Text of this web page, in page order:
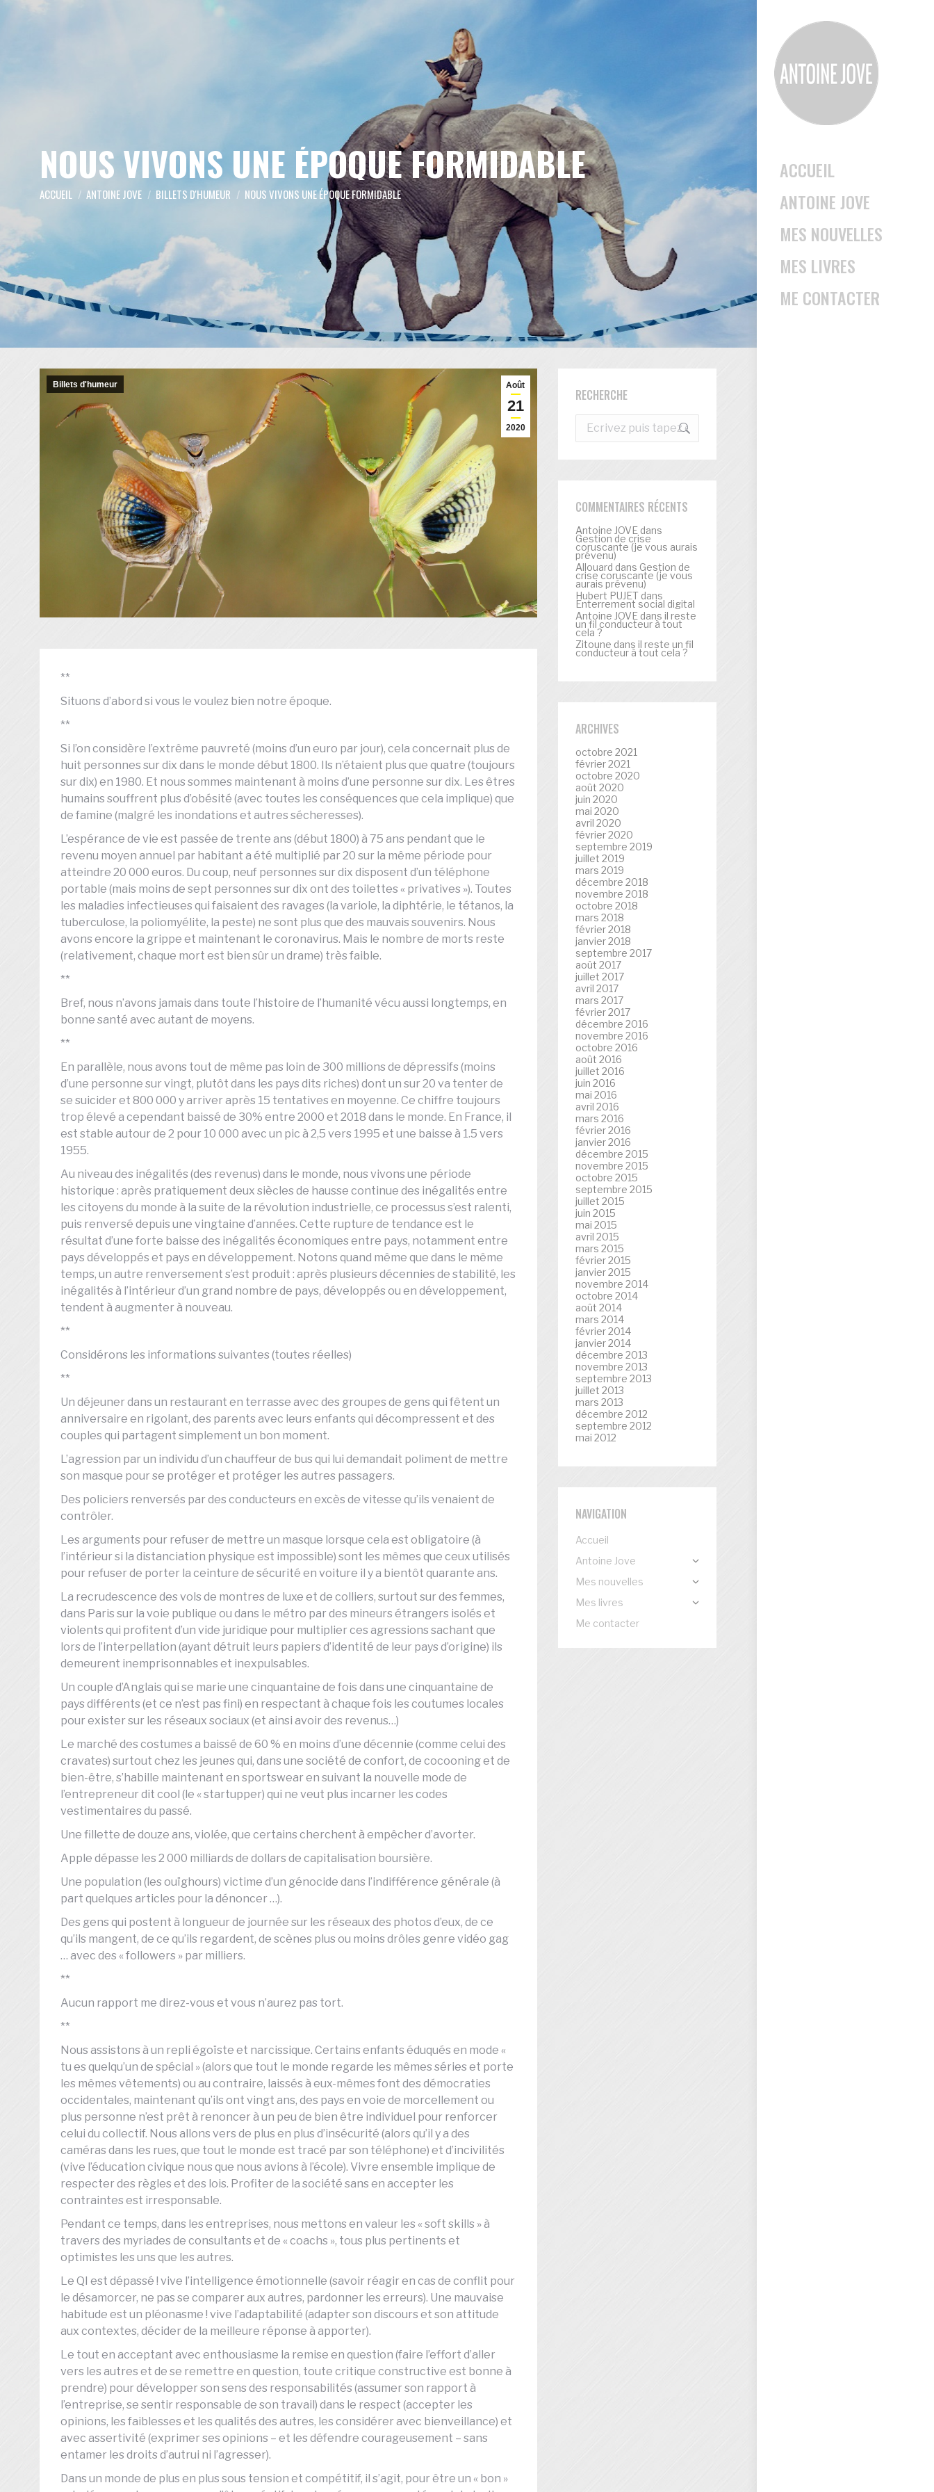
ACCUEIL
ANTOINE JOVE
MES NOUVELLES
MES LIVRES
ME CONTACTER
NOUS VIVONS UNE ÉPOQUE FORMIDABLE
Vous êtes ici :
ACCUEIL ANTOINE JOVE BILLETS D'HUMEUR NOUS VIVONS UNE ÉPOQUE FORMIDABLE
Août
21
2020
Billets d'humeur
**
Situons d’abord si vous le voulez bien notre époque.
**
Si l’on considère l’extrême pauvreté (moins d’un euro par jour), cela concernait plus de
huit personnes sur dix dans le monde début 1800. Ils n’étaient plus que quatre (toujours
sur dix) en 1980. Et nous sommes maintenant à moins d’une personne sur dix. Les êtres
humains souffrent plus d’obésité (avec toutes les conséquences que cela implique) que
de famine (malgré les inondations et autres sécheresses).
L’espérance de vie est passée de trente ans (début 1800) à 75 ans pendant que le
revenu moyen annuel par habitant a été multiplié par 20 sur la même période pour
atteindre 20 000 euros. Du coup, neuf personnes sur dix disposent d’un téléphone
portable (mais moins de sept personnes sur dix ont des toilettes « privatives »). Toutes
les maladies infectieuses qui faisaient des ravages (la variole, la diphtérie, le tétanos, la
tuberculose, la poliomyélite, la peste) ne sont plus que des mauvais souvenirs. Nous
avons encore la grippe et maintenant le coronavirus. Mais le nombre de morts reste
(relativement, chaque mort est bien sûr un drame) très faible.
**
Bref, nous n’avons jamais dans toute l’histoire de l’humanité vécu aussi longtemps, en
bonne santé avec autant de moyens.
**
En parallèle, nous avons tout de même pas loin de 300 millions de dépressifs (moins
d’une personne sur vingt, plutôt dans les pays dits riches) dont un sur 20 va tenter de
se suicider et 800 000 y arriver après 15 tentatives en moyenne. Ce chiffre toujours
trop élevé a cependant baissé de 30% entre 2000 et 2018 dans le monde. En France, il
est stable autour de 2 pour 10 000 avec un pic à 2,5 vers 1995 et une baisse à 1.5 vers
1955.
Au niveau des inégalités (des revenus) dans le monde, nous vivons une période
historique : après pratiquement deux siècles de hausse continue des inégalités entre
les citoyens du monde à la suite de la révolution industrielle, ce processus s’est ralenti,
puis renversé depuis une vingtaine d’années. Cette rupture de tendance est le
résultat d’une forte baisse des inégalités économiques entre pays, notamment entre
pays développés et pays en développement. Notons quand même que dans le même
temps, un autre renversement s’est produit : après plusieurs décennies de stabilité, les
inégalités à l’intérieur d’un grand nombre de pays, développés ou en développement,
tendent à augmenter à nouveau.
**
Considérons les informations suivantes (toutes réelles)
**
Un déjeuner dans un restaurant en terrasse avec des groupes de gens qui fêtent un
anniversaire en rigolant, des parents avec leurs enfants qui décompressent et des
couples qui partagent simplement un bon moment.
L’agression par un individu d’un chauffeur de bus qui lui demandait poliment de mettre
son masque pour se protéger et protéger les autres passagers.
Des policiers renversés par des conducteurs en excès de vitesse qu’ils venaient de
contrôler.
Les arguments pour refuser de mettre un masque lorsque cela est obligatoire (à
l’intérieur si la distanciation physique est impossible) sont les mêmes que ceux utilisés
pour refuser de porter la ceinture de sécurité en voiture il y a bientôt quarante ans.
La recrudescence des vols de montres de luxe et de colliers, surtout sur des femmes,
dans Paris sur la voie publique ou dans le métro par des mineurs étrangers isolés et
violents qui profitent d’un vide juridique pour multiplier ces agressions sachant que
lors de l’interpellation (ayant détruit leurs papiers d’identité de leur pays d’origine) ils
demeurent inemprisonnables et inexpulsables.
Un couple d’Anglais qui se marie une cinquantaine de fois dans une cinquantaine de
pays différents (et ce n’est pas fini) en respectant à chaque fois les coutumes locales
pour exister sur les réseaux sociaux (et ainsi avoir des revenus…)
Le marché des costumes a baissé de 60 % en moins d’une décennie (comme celui des
cravates) surtout chez les jeunes qui, dans une société de confort, de cocooning et de
bien-être, s’habille maintenant en sportswear en suivant la nouvelle mode de
l’entrepreneur dit cool (le « startupper) qui ne veut plus incarner les codes
vestimentaires du passé.
Une fillette de douze ans, violée, que certains cherchent à empêcher d’avorter.
Apple dépasse les 2 000 milliards de dollars de capitalisation boursière.
Une population (les ouïghours) victime d’un génocide dans l’indifférence générale (à
part quelques articles pour la dénoncer …).
Des gens qui postent à longueur de journée sur les réseaux des photos d’eux, de ce
qu’ils mangent, de ce qu’ils regardent, de scènes plus ou moins drôles genre vidéo gag
… avec des « followers » par milliers.
**
Aucun rapport me direz-vous et vous n’aurez pas tort.
**
Nous assistons à un repli égoïste et narcissique. Certains enfants éduqués en mode «
tu es quelqu’un de spécial » (alors que tout le monde regarde les mêmes séries et porte
les mêmes vêtements) ou au contraire, laissés à eux-mêmes font des démocraties
occidentales, maintenant qu’ils ont vingt ans, des pays en voie de morcellement ou
plus personne n’est prêt à renoncer à un peu de bien être individuel pour renforcer
celui du collectif. Nous allons vers de plus en plus d’insécurité (alors qu’il y a des
caméras dans les rues, que tout le monde est tracé par son téléphone) et d’incivilités
(vive l’éducation civique nous que nous avions à l’école). Vivre ensemble implique de
respecter des règles et des lois. Profiter de la société sans en accepter les
contraintes est irresponsable.
Pendant ce temps, dans les entreprises, nous mettons en valeur les « soft skills » à
travers des myriades de consultants et de « coachs », tous plus pertinents et
optimistes les uns que les autres.
Le QI est dépassé ! vive l’intelligence émotionnelle (savoir réagir en cas de conflit pour
le désamorcer, ne pas se comparer aux autres, pardonner les erreurs). Une mauvaise
habitude est un pléonasme ! vive l’adaptabilité (adapter son discours et son attitude
aux contextes, décider de la meilleure réponse à apporter).
Le tout en acceptant avec enthousiasme la remise en question (faire l’effort d’aller
vers les autres et de se remettre en question, toute critique constructive est bonne à
prendre) pour développer son sens des responsabilités (assumer son rapport à
l’entreprise, se sentir responsable de son travail) dans le respect (accepter les
opinions, les faiblesses et les qualités des autres, les considérer avec bienveillance) et
avec assertivité (exprimer ses opinions – et les défendre courageusement – sans
entamer les droits d’autrui ni l’agresser).
Dans un monde de plus en plus sous tension et compétitif, il s’agit, pour être un « bon »
RECHERCHE
Recherche
COMMENTAIRES RÉCENTS
Antoine JOVEdans
Gestion de crise
coruscante (je vous aurais
prévenu)
Allouard dans Gestion de
crise coruscante (je vous
aurais prévenu)
Hubert PUJETdans
Enterrement social digital
Antoine JOVEdans il reste
un fil conducteur à tout
cela ?
Zitoune dans il reste un fil
conducteur à tout cela ?
ARCHIVES
octobre 2021
février 2021
octobre 2020
août 2020
juin 2020
mai 2020
avril 2020
février 2020
septembre 2019
juillet 2019
mars 2019
décembre 2018
novembre 2018
octobre 2018
mars 2018
février 2018
janvier 2018
septembre 2017
août 2017
juillet 2017
avril 2017
mars 2017
février 2017
décembre 2016
novembre 2016
octobre 2016
août 2016
juillet 2016
juin 2016
mai 2016
avril 2016
mars 2016
février 2016
janvier 2016
décembre 2015
novembre 2015
octobre 2015
septembre 2015
juillet 2015
juin 2015
mai 2015
avril 2015
mars 2015
février 2015
janvier 2015
novembre 2014
octobre 2014
août 2014
mars 2014
février 2014
janvier 2014
décembre 2013
novembre 2013
septembre 2013
juillet 2013
mars 2013
décembre 2012
septembre 2012
mai 2012
NAVIGATION
Accueil
Antoine Jove
Mes nouvelles
Mes livres
Me contacter